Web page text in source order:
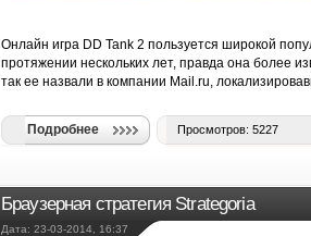
Онлайн игра DD Tank 2 пользуется широкой
протяжении нескольких лет, правда она более
так ее назвали в компании Mail.ru,
Подробнее Просмотров: 5227
Браузерная стратегия Strategoria
Дата: 23-03-2014, 16:37